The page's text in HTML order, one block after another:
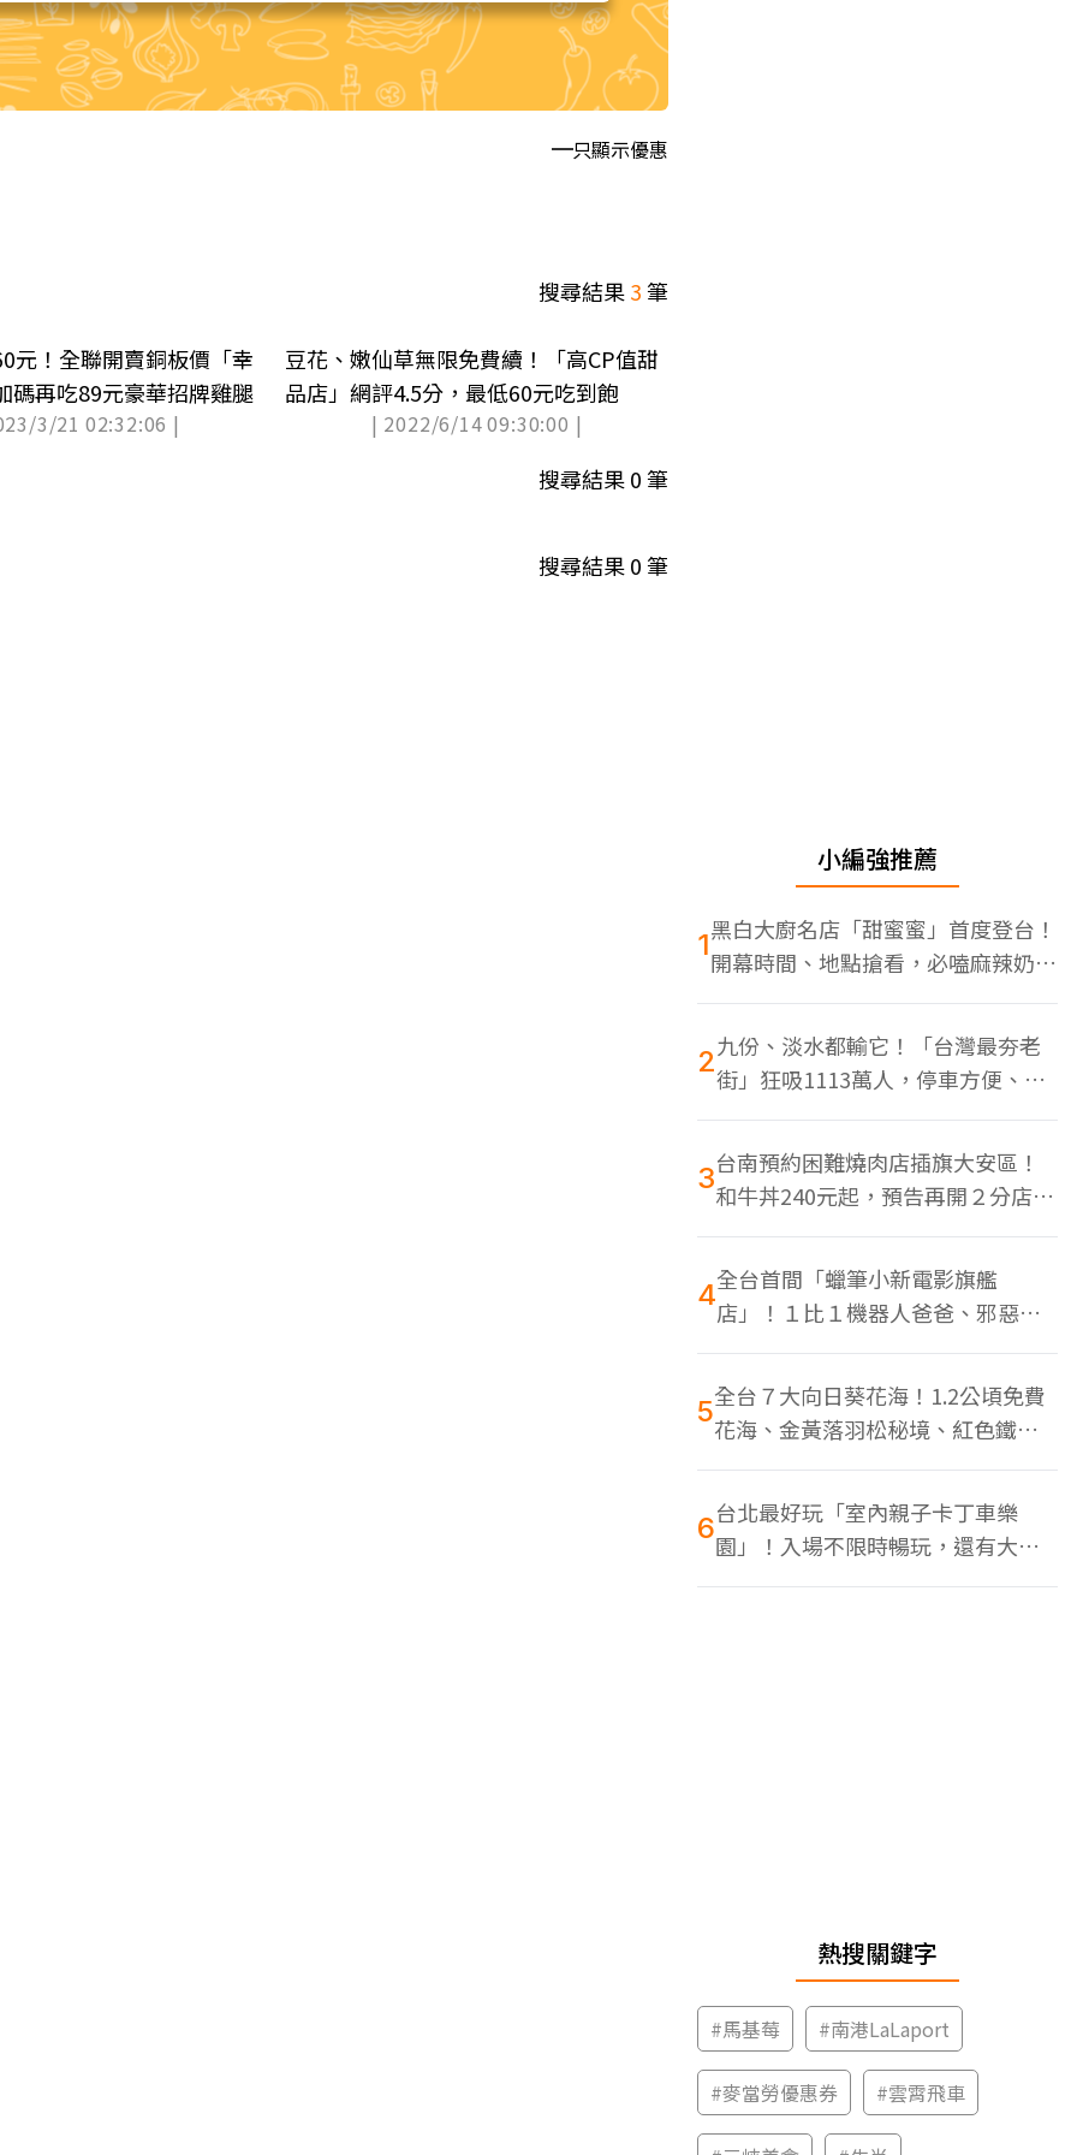
只顯示優惠
搜尋結果3筆
元！全聯開賣銅板價「幸
碼再吃89元豪華招牌雞腿
3/21 02:32:06 |
豆花、嫩仙草無限免費續！「高CP值甜
品店」網評4.5分，最低60元吃到飽
| 2022/6/14 09:30:00 |
搜尋結果0筆
搜尋結果0筆
小編強推薦
1黑白大廚名店「甜蜜蜜」首度登台！
開幕時間、地點搶看，必嗑麻辣奶油
蝦
2九份、淡水都輸它！「台灣最夯老
街」狂吸1113萬人，停車方便、特
色美食多
3台南預約困難燒肉店插旗大安區！
和牛丼240元起，預告再開２分店、
地點曝光
4全台首間「蠟筆小新電影旗艦
店」！１比１機器人爸爸、邪惡正
男，百款周邊買翻
5全台７大向日葵花海！1.2公頃免費
花海、金黃落羽松秘境、紅色鐵橋
同框
6台北最好玩「室內親子卡丁車樂
園」！入場不限時暢玩，還有大螢
幕Switch遊戲區
熱搜關鍵字
#馬基莓 #南港LaLaport
#麥當勞優惠券 #雲霄飛車